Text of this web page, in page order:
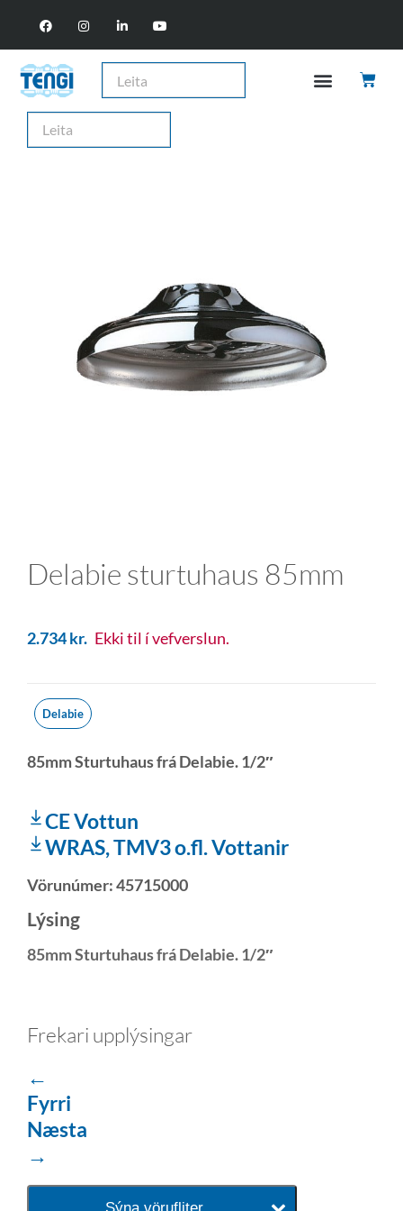
Delabie sturtuhaus 85mm
2.734kr. Ekki til í vefverslun.
Delabie
85mm Sturtuhaus frá Delabie. 1/2″
CE Vottun
WRAS, TMV3 o.fl. Vottanir
Vörunúmer:45715000
Lýsing
85mm Sturtuhaus frá Delabie. 1/2″
Frekari upplýsingar
←
Fyrri
Næsta
→
Sýna vörufliter